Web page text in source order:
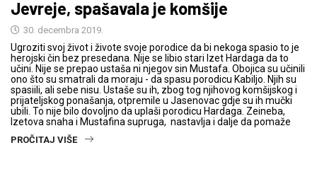
Jevreje, spašavala je komšije
30. decembra 2019.
Ugroziti svoj život i živote svoje porodice da bi nekoga spasio to je
herojski čin bez presedana. Nije se libio stari Izet Hardaga da to
učini. Nije se prepao ustaša ni njegov sin Mustafa. Obojica su učinili
ono što su smatrali da moraju - da spasu porodicu Kabiljo. Njih su
spasiili, ali sebe nisu. Ustaše su ih, zbog tog njihovog komšijskog i
prijateljskog ponašanja, otpremile u Jasenovac gdje su ih mučki
ubili. To nije bilo dovoljno da uplaši porodicu Hardaga. Zeineba,
Izetova snaha i Mustafina supruga, nastavlja i dalje da pomaže
PROČITAJ VIŠE